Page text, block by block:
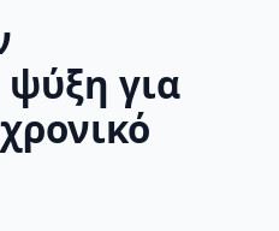
για